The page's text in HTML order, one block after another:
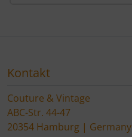
Kontakt
Couture & Vintage
ABC-Str. 44-47
20354 Hamburg | Germany